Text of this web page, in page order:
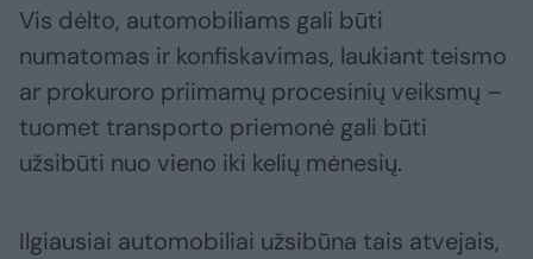
Vis dėlto, automobiliams gali būti
numatomas ir konfiskavimas, laukiant teismo
ar prokuroro priimamų procesinių veiksmų –
tuomet transporto priemonė gali būti
užsibūti nuo vieno iki kelių mėnesių.
Ilgiausiai automobiliai užsibūna tais atvejais,